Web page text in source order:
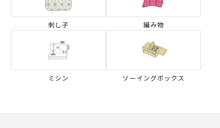
刺し子 編み物
ミシン ソーイングボックス